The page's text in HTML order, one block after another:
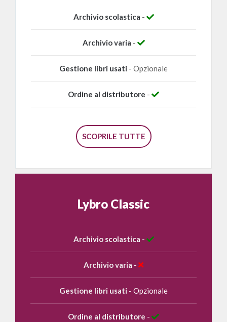
Archivio scolastica -
Archivio varia -
Gestione libri usati - Opzionale
Ordine al distributore -
SCOPRILE TUTTE
Lybro Classic
Archivio scolastica -
Archivio varia -
Gestione libri usati - Opzionale
Ordine al distributore -